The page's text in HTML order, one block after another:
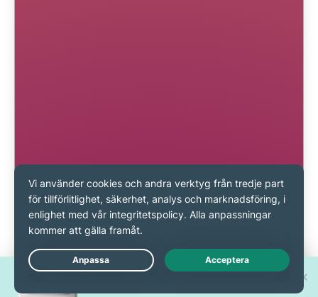
Live Chat
Vinn en av 30 nya